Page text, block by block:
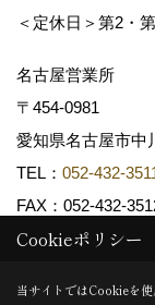
＜定休日＞第2・
名古屋営業所
〒454-0981
愛知県名古屋市
TEL： 052-432-
FAX：052-432-
Copyright (c) 共和木
Cookieポリシー
当サイトではCookieを使